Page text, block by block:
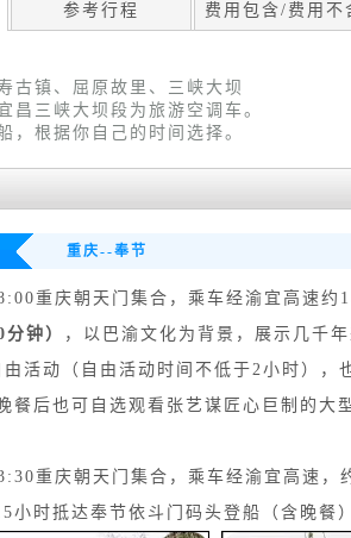
参考行程 费用包含/费用不
古镇、屈原故里、三峡大坝
昌三峡大坝段为旅游空调车。
，根据你自己的时间选择。
重庆--奉节
重庆朝天门集合，乘车经渝宜高速
分钟 ）
，以巴渝文化为背景，展示几千
活动（自由活动时间不低于2小时），
餐后也可自选观看张艺谋匠心巨制的
重庆朝天门集合，乘车经渝宜高速
小时抵达奉节依斗门码头登船（含晚餐